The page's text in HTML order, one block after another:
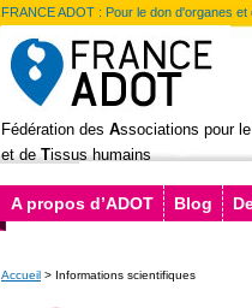
FRANCE ADOT : Pour le don d'organes et
Fédération des Associations pour le
et deTissus humains
A propos d’ADOT Blog
Accueil > Informations scientifiques